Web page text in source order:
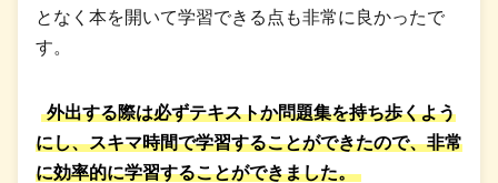
となく本を開いて学習できる点も非常に良かったで
す。
外出する際は必ずテキストか問題集を持ち歩くよう
にし、スキマ時間で学習することができたので、非常
に効率的に学習することができました。